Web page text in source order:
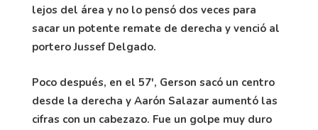
lejos del área y no lo pensó dos veces para
sacar un potente remate de derecha y venció al
portero Jussef Delgado.
Poco después, en el 57', Gerson sacó un centro
desde la derecha y Aarón Salazar aumentó las
cifras con un cabezazo. Fue un golpe muy duro